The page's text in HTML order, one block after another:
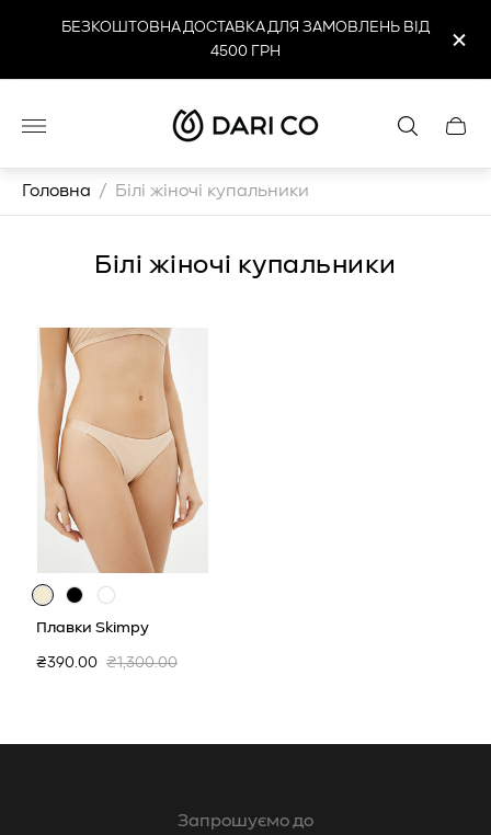
БЕЗКОШТОВНА ДОСТАВКА ДЛЯ ЗАМОВЛЕНЬ ВІД
4500 ГРН
Логотип
магазину"
Cart
Головна / Білі жіночі купальники
Білі жіночі купальники
Плавки Skimpy
Ціна
₴390.00 Звичайна
₴1,300.00
Запрошуємо до